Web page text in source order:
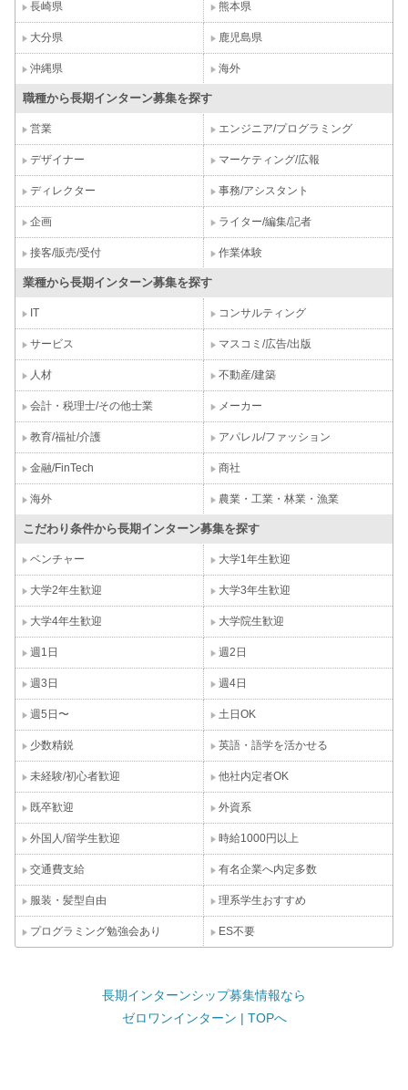
長崎県 熊本県
大分県 鹿児島県
沖縄県 海外
職種から長期インターン募集を探す
営業 エンジニア/プログラミング
デザイナー マーケティング/広報
ディレクター 事務/アシスタント
企画 ライター/編集/記者
接客/販売/受付 作業体験
業種から長期インターン募集を探す
IT コンサルティング
サービス マスコミ/広告/出版
人材 不動産/建築
会計・税理士/その他士業 メーカー
教育/福祉/介護 アパレル/ファッション
金融/FinTech 商社
海外 農業・工業・林業・漁業
こだわり条件から長期インターン募集を探す
ベンチャー 大学1年生歓迎
大学2年生歓迎 大学3年生歓迎
大学4年生歓迎 大学院生歓迎
週1日 週2日
週3日 週4日
週5日〜 土日OK
少数精鋭 英語・語学を活かせる
未経験/初心者歓迎 他社内定者OK
既卒歓迎 外資系
外国人/留学生歓迎 時給1000円以上
交通費支給 有名企業へ内定多数
服装・髪型自由 理系学生おすすめ
プログラミング勉強会あり ES不要
長期インターンシップ募集情報なら
ゼロワンインターン | TOPへ